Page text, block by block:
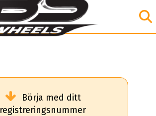
Börja med ditt
registreringsnummer